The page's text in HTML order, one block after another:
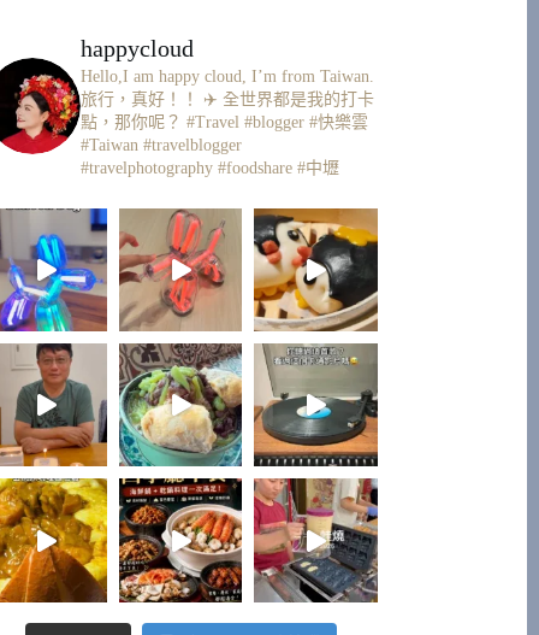
happycloud
Hello,I am happy cloud, I’m from Taiwan.
旅行，真好！！ ✈️ 全世界都是我的打卡
點，那你呢？ #Travel #blogger #快樂雲
#Taiwan #travelblogger
#travelphotography #foodshare #中壢